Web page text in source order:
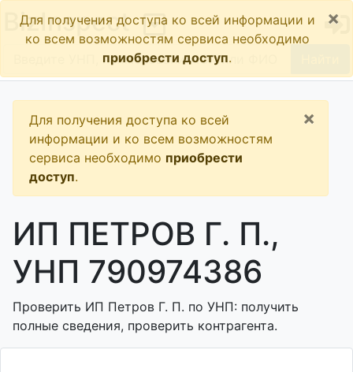
BizInspect
Для получения доступа ко всей информации и
ко всем возможностям сервиса необходимо
приобрести доступ.
×
Для получения доступа ко всей
информации и ко всем возможностям
сервиса необходимо приобрести
доступ.
×
ИП ПЕТРОВ Г. П.,
УНП 790974386
Проверить ИП Петров Г. П. по УНП: получить
полные сведения, проверить контрагента.